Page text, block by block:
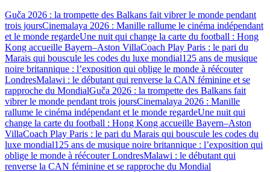
Guča 2026 : la trompette des Balkans fait vibrer le monde pendant
trois joursCinemalaya 2026 : Manille rallume le cinéma indépendant
et le monde regardeUne nuit qui change la carte du football : Hong
Kong accueille Bayern–Aston VillaCoach Play Paris : le pari du
Marais qui bouscule les codes du luxe mondial125 ans de musique
noire britannique : l’exposition qui oblige le monde à réécouter
LondresMalawi : le débutant qui renverse la CAN féminine et se
rapproche du MondialGuča 2026 : la trompette des Balkans fait
vibrer le monde pendant trois joursCinemalaya 2026 : Manille
rallume le cinéma indépendant et le monde regardeUne nuit qui
change la carte du football : Hong Kong accueille Bayern–Aston
VillaCoach Play Paris : le pari du Marais qui bouscule les codes du
luxe mondial125 ans de musique noire britannique : l’exposition qui
oblige le monde à réécouter LondresMalawi : le débutant qui
renverse la CAN féminine et se rapproche du Mondial